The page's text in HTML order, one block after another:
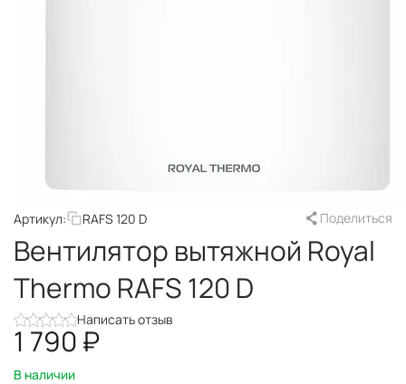
Артикул: RAFS 120 D Поделиться
Вентилятор вытяжной Royal
Thermo RAFS 120 D
Написать отзыв
1 790₽
В наличии